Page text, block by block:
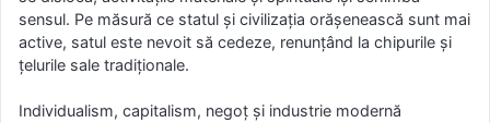
sensul. Pe măsură ce statul şi civilizaţia orăşenească sunt mai
active, satul este nevoit să cedeze, renunţând la chipurile şi
ţelurile sale tradiţionale.
Individualism, capitalism, negoţ şi industrie modernă